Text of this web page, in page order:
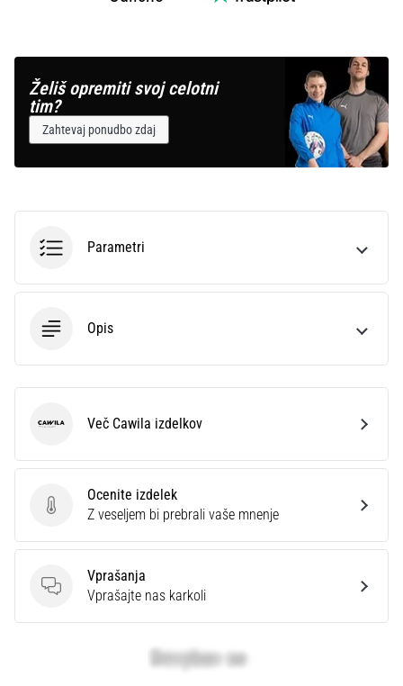
Želiš opremiti svoj celotni
tim?
Zahtevaj ponudbo zdaj
Parametri
Opis
Ocenite izdelek
Ocenite izdelek
Z veseljem bi prebrali vaše mnenje
Vprašanja
Vprašanja
Vprašajte nas karkoli
Cawila Več Cawila izdelkov